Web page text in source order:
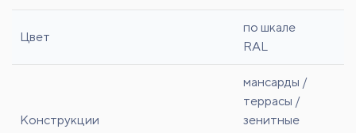
Цвет
по шкале
RAL
Конструкции
мансарды /
террасы /
зенитные